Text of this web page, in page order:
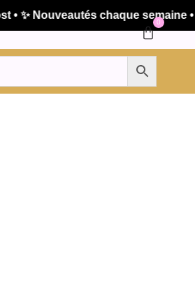
Nouveautés chaque semaine •
0